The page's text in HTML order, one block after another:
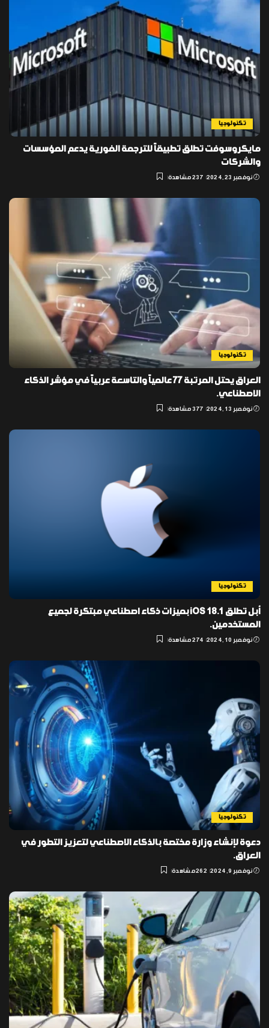
تكنولوجيا
مايكروسوفت تطلق تطبيقاً للترجمة الفورية يدعم المؤسسات
والشركات
نوفمبر 23, 2024 237 مشاهدة
تكنولوجيا
العراق يحتل المرتبة 77 عالمياً والتاسعة عربياً في مؤشر الذكاء
الاصطناعي.
نوفمبر 13, 2024 377 مشاهدة
تكنولوجيا
أبل تطلق iOS 18.1 بميزات ذكاء اصطناعي مبتكرة لجميع
المستخدمين.
نوفمبر 10, 2024 274 مشاهدة
تكنولوجيا
دعوة لإنشاء وزارة مختصة بالذكاء الاصطناعي لتعزيز التطور في
العراق.
نوفمبر 9, 2024 262 مشاهدة